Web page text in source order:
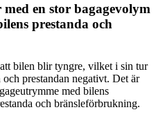
en stor bagagevolym
prestanda och
bilen blir tyngre, vilket i sin tur
prestandan negativt. Det är
med bilens
och bränsleförbrukning.